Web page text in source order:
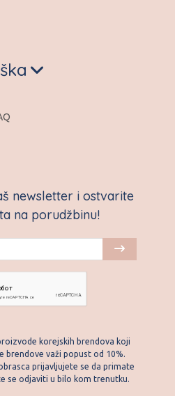
newsletter i ostvarite
na porudžbinu!
korejskih brendova koji
brendove važi popust od 10%.
prijavljujete se da primate
se odjaviti u bilo kom trenutku.